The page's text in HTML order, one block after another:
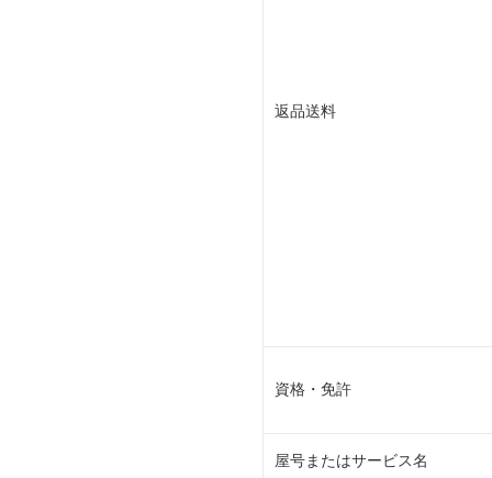
返品送料
資格・免許
屋号またはサービス名